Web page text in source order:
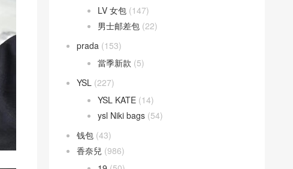
LV 女包 (147)
男士邮差包 (22)
prada (153)
當季新款 (5)
YSL (227)
YSL KATE (14)
ysl Niki bags (54)
钱包 (43)
香奈兒 (986)